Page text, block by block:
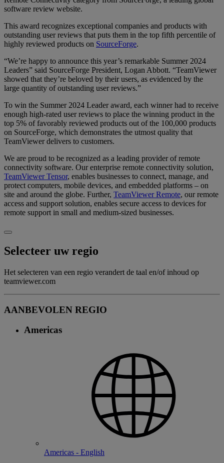
software review website.
This award recognizes exceptional companies and products with
outstanding user reviews that puts them in the top fifth percentile of
highly reviewed products on SourceForge.
“We’re happy to announce this year’s remarkable Summer 2024
Leaders” said SourceForge President, Logan Abbott. “TeamViewer
showed that they’re beloved by their users, as evidenced by the
large quantity of outstanding user reviews.”
To win the Summer 2024 Leader award, each winner had to receive
enough high-rated user reviews to place the winning product in the
top 5% of favorably reviewed products out of the 100,000 products
on SourceForge, which demonstrates the utmost quality that
TeamViewer delivers to customers.
We are proud to be recognized as a leading provider of remote
connectivity software. Our enterprise remote connectivity solution,
TeamViewer Tensor, enables businesses to connect, manage, and
protect computers, mobile devices, and embedded platforms – on
site and around the globe. Further, TeamViewer Remote, our remote
access and support solution, enables secure access to devices for
remote support in small and medium-sized businesses.
Selecteer uw regio
Het selecteren van een regio verandert de taal en/of inhoud op
teamviewer.com
AANBEVOLEN REGIO
Americas
Americas - English